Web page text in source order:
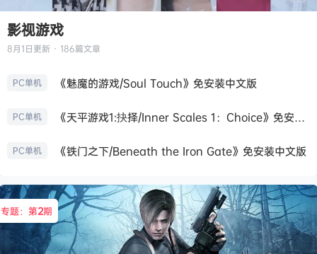
影视游戏
8月1日更新 · 186篇文章
PC单机 《魅魔的游戏/Soul Touch》免安装中文版
PC单机 《天平游戏1:抉择/Inner Scales 1：Choice》免安装中文版
PC单机 《铁门之下/Beneath the Iron Gate》免安装中文版
专题：第2期